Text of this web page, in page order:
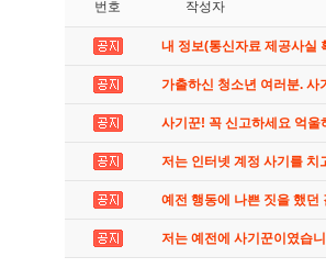
번호 작성자
내 정보(통신자료 제공사실
가출하신 청소년 여러분. 사
사기꾼! 꼭 신고하세요 억울
저는 인터넷 계정 사기를 치
예전 행동에 나쁜 짓을 했던
저는 예전에 사기꾼이였습